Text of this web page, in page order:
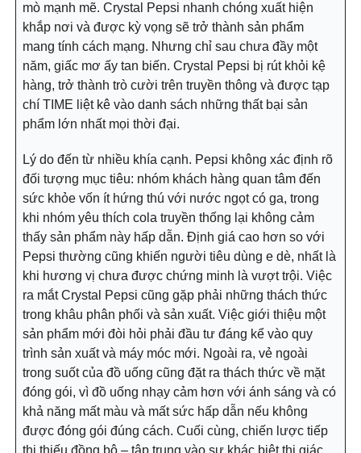
mò mạnh mẽ. Crystal Pepsi nhanh chóng xuất hiện
khắp nơi và được kỳ vọng sẽ trở thành sản phẩm
mang tính cách mạng. Nhưng chỉ sau chưa đầy một
năm, giấc mơ ấy tan biến. Crystal Pepsi bị rút khỏi kệ
hàng, trở thành trò cười trên truyền thông và được tạp
chí TIME liệt kê vào danh sách những thất bại sản
phẩm lớn nhất mọi thời đại.
Lý do đến từ nhiều khía cạnh. Pepsi không xác định rõ
đối tượng mục tiêu: nhóm khách hàng quan tâm đến
sức khỏe vốn ít hứng thú với nước ngọt có ga, trong
khi nhóm yêu thích cola truyền thống lại không cảm
thấy sản phẩm này hấp dẫn. Định giá cao hơn so với
Pepsi thường cũng khiến người tiêu dùng e dè, nhất là
khi hương vị chưa được chứng minh là vượt trội. Việc
ra mắt Crystal Pepsi cũng gặp phải những thách thức
trong khâu phân phối và sản xuất. Việc giới thiệu một
sản phẩm mới đòi hỏi phải đầu tư đáng kể vào quy
trình sản xuất và máy móc mới. Ngoài ra, vẻ ngoài
trong suốt của đồ uống cũng đặt ra thách thức về mặt
đóng gói, vì đồ uống nhạy cảm hơn với ánh sáng và có
khả năng mất màu và mất sức hấp dẫn nếu không
được đóng gói đúng cách. Cuối cùng, chiến lược tiếp
thị thiếu đồng bộ – tập trung vào sự khác biệt thị giác